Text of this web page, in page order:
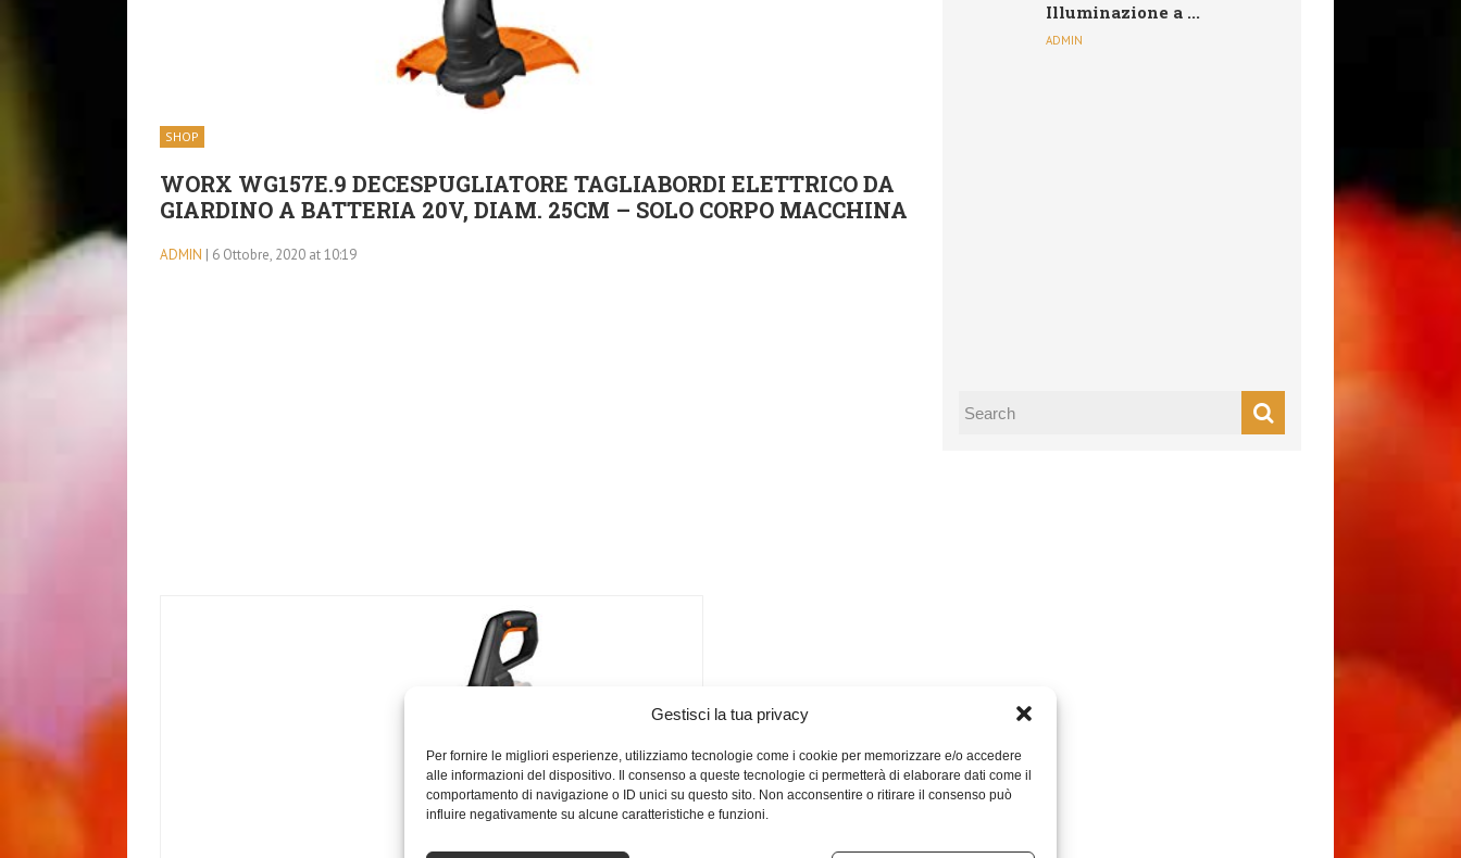
Gestisci la tua privacy
Per fornire le migliori esperienze, utilizziamo tecnologie come i cookie per memorizzare e/o accedere
alle informazioni del dispositivo. Il consenso a queste tecnologie ci permetterà di elaborare dati come il
comportamento di navigazione o ID unici su questo sito. Non acconsentire o ritirare il consenso può
influire negativamente su alcune caratteristiche e funzioni.
SHOP
WORX WG157E.9 DECESPUGLIATORE TAGLIABORDI ELETTRICO DA
GIARDINO A BATTERIA 20V, DIAM. 25CM – SOLO CORPO MACCHINA
ADMIN | 6 Ottobre, 2020 at 10:19
Illuminazione a ...
ADMIN